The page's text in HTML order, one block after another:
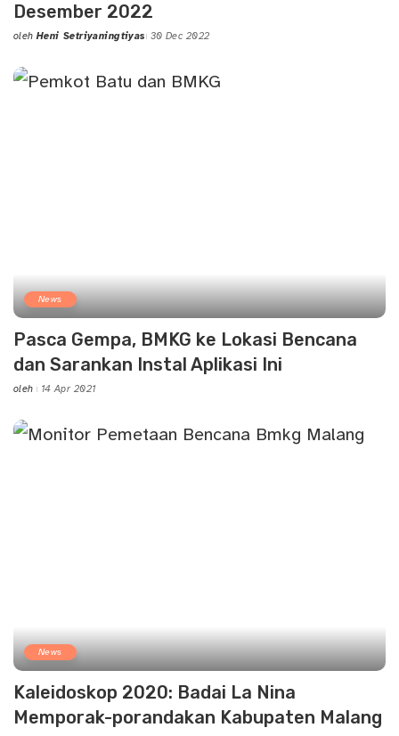
Desember 2022
Posted
oleh Heni Setriyaningtiyas 30 Dec 2022
News
Pasca Gempa, BMKG ke Lokasi Bencana
dan Sarankan Instal Aplikasi Ini
Posted
oleh 14 Apr 2021
News
Kaleidoskop 2020: Badai La Nina
Memporak-porandakan Kabupaten Malang